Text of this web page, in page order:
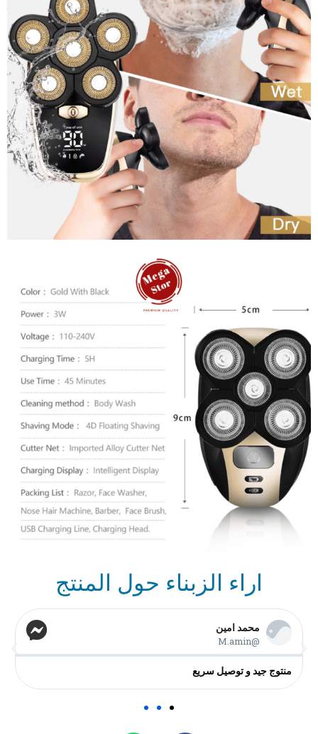
اراء الزبناء حول المنتج
HICHAME
@Hicham Taki
toooop magnifique Bonne qualité/prix Merciiiiiii